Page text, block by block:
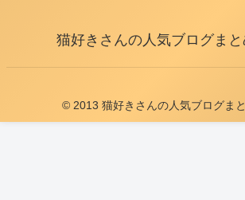
猫好きさんの人気ブログまと
© 2013 猫好きさんの人気ブログまと